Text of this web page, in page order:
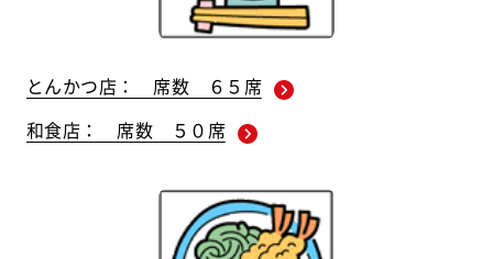
とんかつ店： 席数 ６５席
和食店： 席数 ５０席